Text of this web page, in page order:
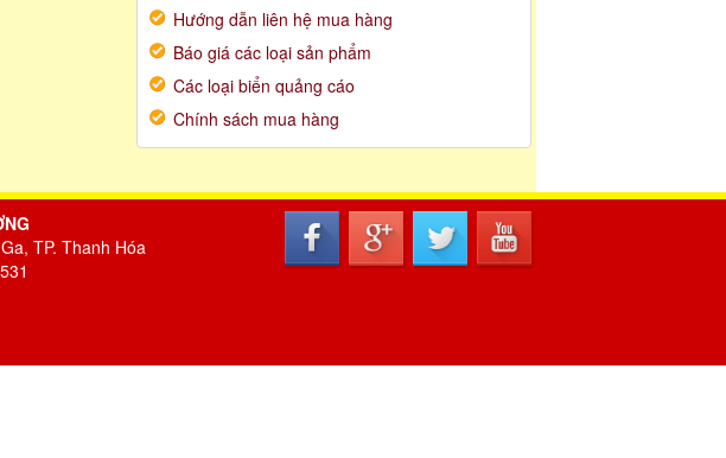
Hướng dẫn liên hệ mua hàng
Báo giá các loại sản phẩm
Các loại biển quảng cáo
Chính sách mua hàng
TP. Thanh Hóa